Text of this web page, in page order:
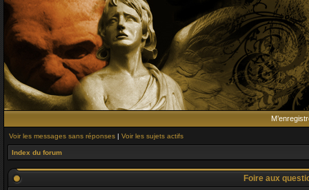
Voir les messages sans réponses | Voir les sujets actifs
Index du forum
Foire aux